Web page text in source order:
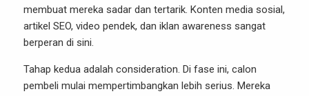
membuat mereka sadar dan tertarik. Konten media sosial,
artikel SEO, video pendek, dan iklan awareness sangat
berperan di sini.
Tahap kedua adalah consideration. Di fase ini, calon
pembeli mulai mempertimbangkan lebih serius. Mereka